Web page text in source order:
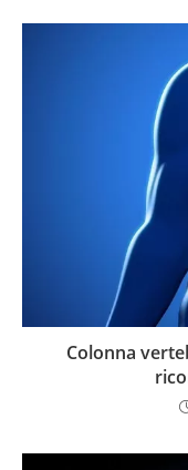
Colonna